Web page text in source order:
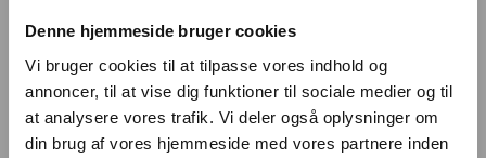
Denne hjemmeside bruger cookies
Vi bruger cookies til at tilpasse vores indhold og
annoncer, til at vise dig funktioner til sociale medier og til
at analysere vores trafik. Vi deler også oplysninger om
din brug af vores hjemmeside med vores partnere inden